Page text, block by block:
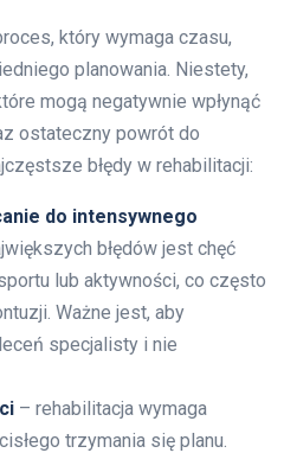
który wymaga czasu,
planowania. Niestety,
mogą negatywnie wpłynąć
ostateczny powrót do
błędy w rehabilitacji:
do intensywnego
błędów jest chęć
lub aktywności, co często
Ważne jest, aby
specjalisty i nie
– rehabilitacja wymaga
trzymania się planu.